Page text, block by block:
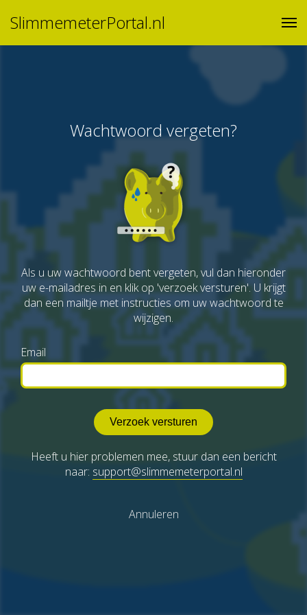
SlimmemeterPortal.nl
Wachtwoord vergeten?
Als u uw wachtwoord bent vergeten, vul dan hieronder
uw e-mailadres in en klik op 'verzoek versturen'. U krijgt
dan een mailtje met instructies om uw wachtwoord te
wijzigen.
Email
Heeft u hier problemen mee, stuur dan een bericht
naar: support@slimmemeterportal.nl
Annuleren